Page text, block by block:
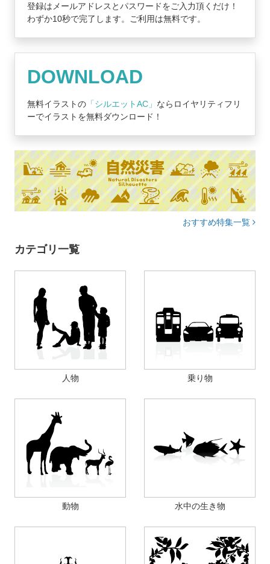
登録はメールアドレスとパスワードをご入力頂くだけ！
わずか10秒で完了します。ご利用は無料です。
DOWNLOAD
無料イラストの 「シルエットAC」 ならロイヤリティフリ
ーでイラストを無料ダウンロード！
おすすめ特集一覧
カテゴリ一覧
人物 乗り物
動物 水中の生き物